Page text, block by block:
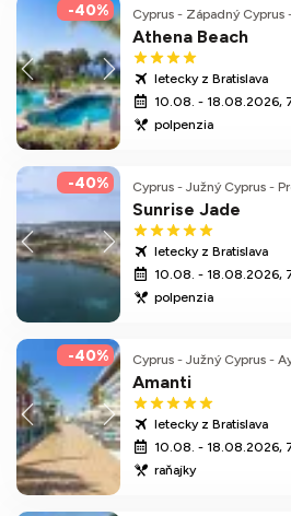
-40% Cyprus - Západný Cyprus
Athena Beach
letecky z Bratislava
10.08. - 18.08.2026,
polpenzia
-40% Cyprus - Južný Cyprus -
Sunrise Jade
letecky z Bratislava
10.08. - 18.08.2026,
polpenzia
-40% Cyprus - Južný Cyprus -
Amanti
letecky z Bratislava
10.08. - 18.08.2026,
raňajky